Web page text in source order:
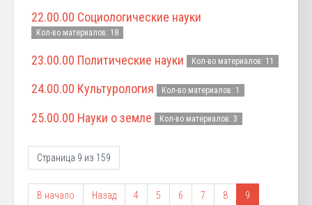
22.00.00 Социологические науки
Кол-во материалов: 18
23.00.00 Политические науки Кол-во материалов: 11
24.00.00 Культурология Кол-во материалов: 1
25.00.00 Науки о земле Кол-во материалов: 3
Страница 9 из 159
В начало Назад 4 5 6 7 8 9